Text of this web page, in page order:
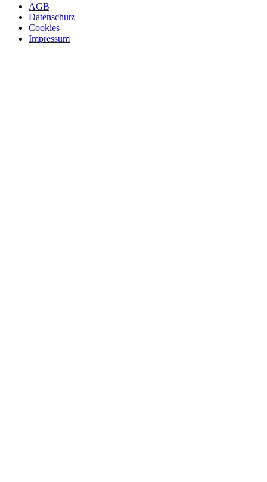
AGB
Datenschutz
Cookies
Impressum